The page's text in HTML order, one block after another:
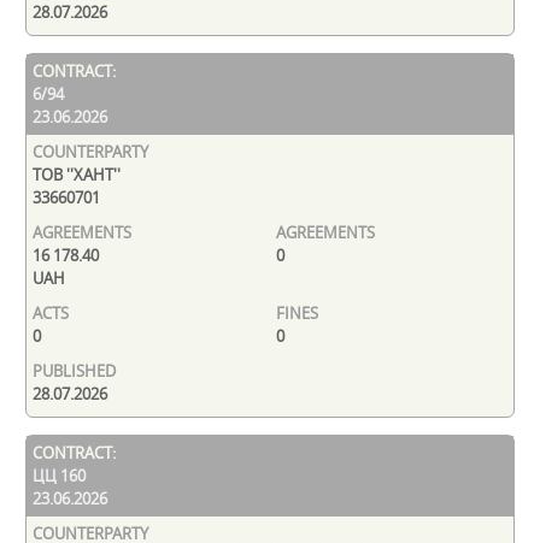
28.07.2026
6/94
23.06.2026
ТОВ ''ХАНТ''
33660701
16 178.40
UAH
0
0 0
28.07.2026
ЦЦ 160
23.06.2026